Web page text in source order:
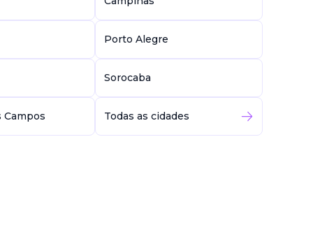
Porto Alegre
Sorocaba
Campos Todas as cidades